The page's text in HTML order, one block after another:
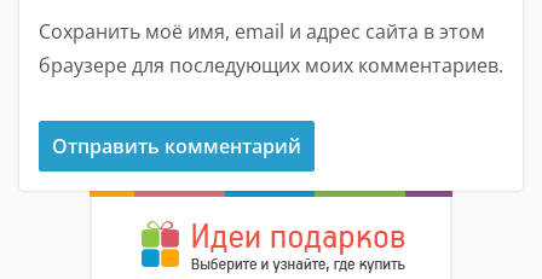
Сохранить моё имя, email и адрес сайта в этом
браузере для последующих моих комментариев.